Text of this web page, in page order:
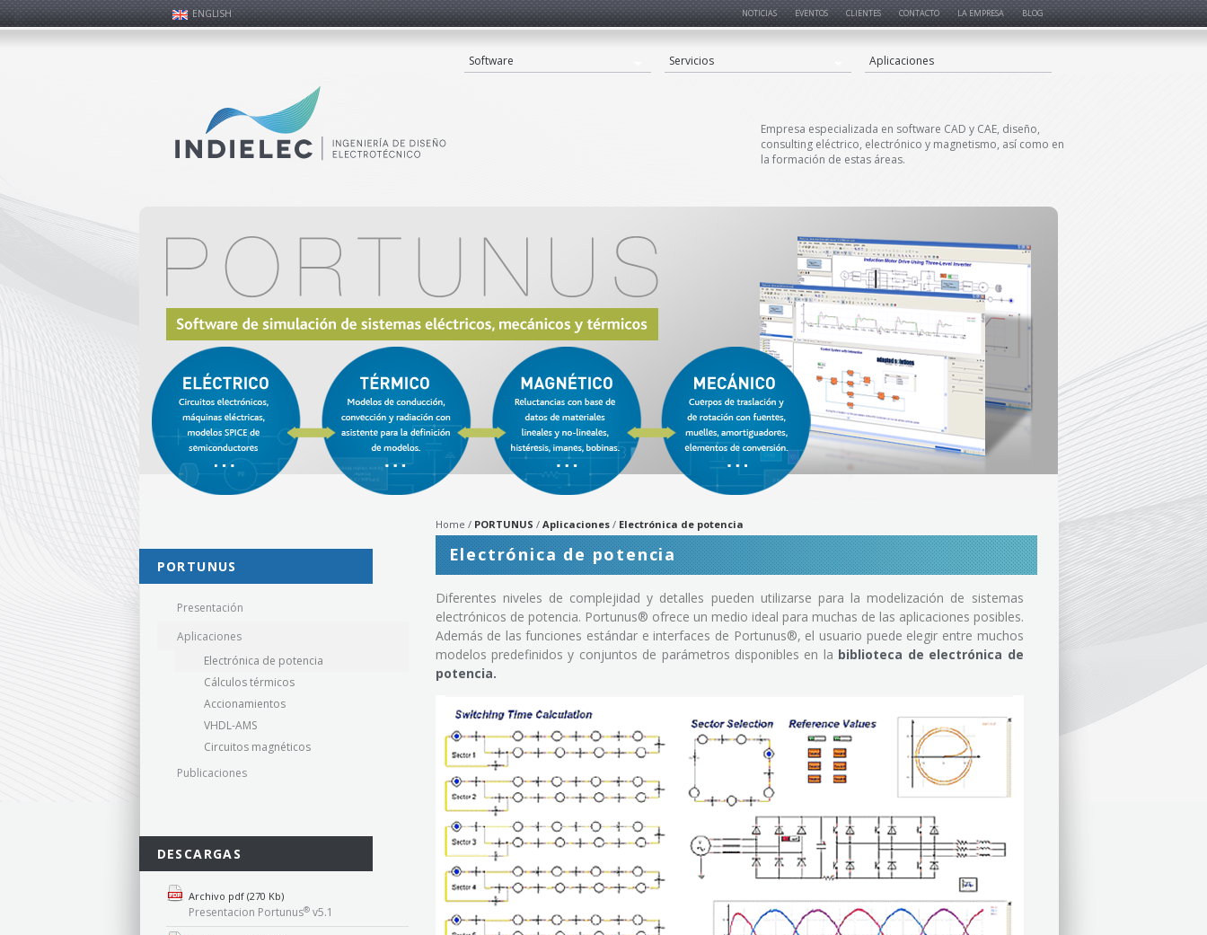
ENGLISH
Empresa especializada en software CAD y CAE, diseño,
consulting eléctrico, electrónico y magnetismo, así como en
la formación de estas áreas.
NOTICIAS EVENTOS CLIENTES CONTACTO LA EMPRESA BLOG
Software Servicios Aplicaciones
PORTUNUS
Presentación
Aplicaciones
Electrónica de potencia
Cálculos térmicos
Accionamientos
VHDL-AMS
Circuitos magnéticos
Publicaciones
DESCARGAS
Archivo pdf (270 Kb)
Presentacion Portunus®v5.1
Home PORTUNUS Aplicaciones Electrónica de potencia
Electrónica de potencia
Diferentes niveles de complejidad y detalles pueden utilizarse para la modelización de sistemas
electrónicos de potencia. Portunus® ofrece un medio ideal para muchas de las aplicaciones posibles.
Además de las funciones estándar e interfaces de Portunus®, el usuario puede elegir entre muchos
modelos predefinidos y conjuntos de parámetros disponibles en la biblioteca de electrónica de
potencia.